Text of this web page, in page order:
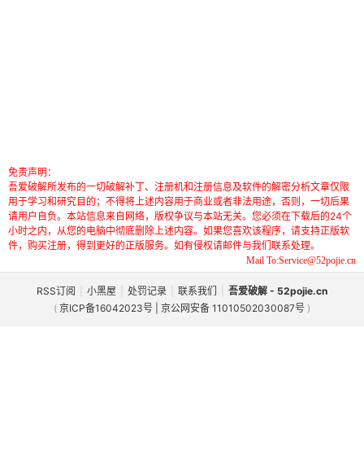
免责声明：
吾爱破解所发布的一切破解补丁、注册机和注册信息及软件的解密分析文章仅限
用于学习和研究目的；不得将上述内容用于商业或者非法用途，否则，一切后果
请用户自负。本站信息来自网络，版权争议与本站无关。您必须在下载后的24个
小时之内，从您的电脑中彻底删除上述内容。如果您喜欢该程序，请支持正版软
件，购买注册，得到更好的正版服务。如有侵权请邮件与我们联系处理。
Mail To:Service@52pojie.cn
RSS订阅 小黑屋 处罚记录 联系我们
吾爱破解 - 52pojie.cn
( 京ICP备16042023号 | 京公网安备 11010502030087号 )